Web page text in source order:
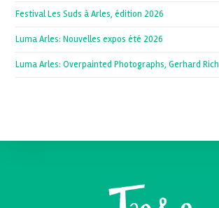
Festival Les Suds à Arles, édition 2026
Luma Arles: Nouvelles expos été 2026
Luma Arles: Overpainted Photographs, Gerhard